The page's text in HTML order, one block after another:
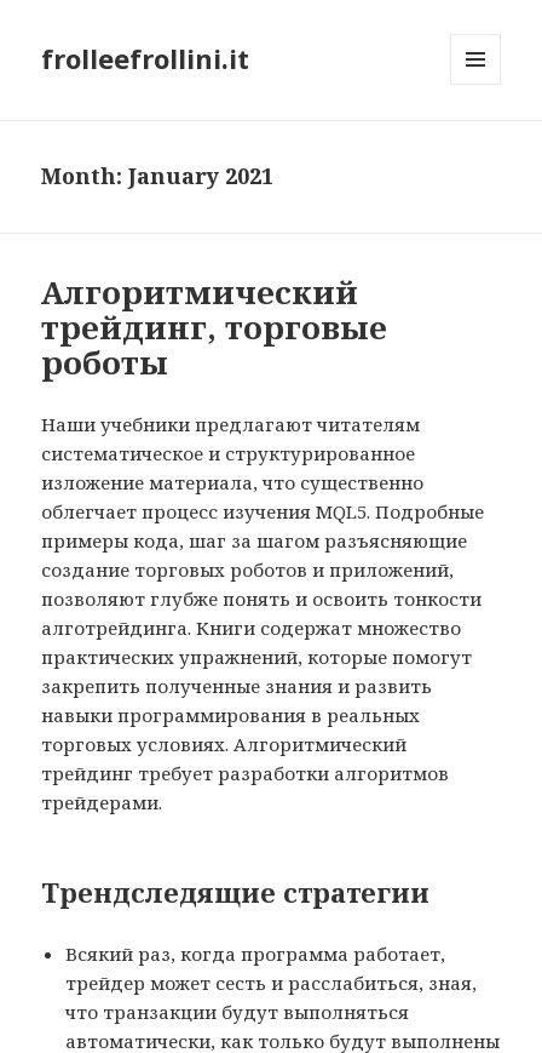
frolleefrollini.it
Month: January 2021
Алгоритмический
трейдинг, торговые
роботы
Наши учебники предлагают читателям
систематическое и структурированное
изложение материала, что существенно
облегчает процесс изучения MQL5. Подробные
примеры кода, шаг за шагом разъясняющие
создание торговых роботов и приложений,
позволяют глубже понять и освоить тонкости
алготрейдинга. Книги содержат множество
практических упражнений, которые помогут
закрепить полученные знания и развить
навыки программирования в реальных
торговых условиях. Алгоритмический
трейдинг требует разработки алгоритмов
трейдерами.
Трендследящие стратегии
Всякий раз, когда программа работает,
трейдер может сесть и расслабиться, зная,
что транзакции будут выполняться
автоматически, как только будут выполнены